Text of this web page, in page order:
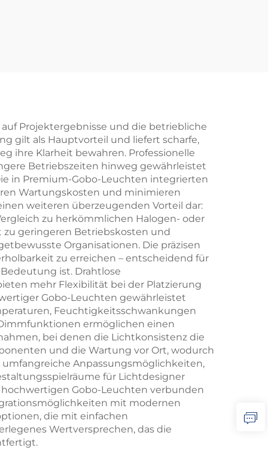
Projektergebnisse und die betriebliche
gilt als Hauptvorteil und liefert scharfe,
ihre Klarheit bewahren. Professionelle
Betriebszeiten hinweg gewährleistet
in Premium-Gobo-Leuchten integrierten
Wartungskosten und minimieren
weiteren überzeugenden Vorteil dar:
zu herkömmlichen Halogen- oder
zu geringeren Betriebskosten und
Organisationen. Die präzisen
zu erreichen – entscheidend für
ist. Drahtlose
mehr Flexibilität bei der Platzierung
Gobo-Leuchten gewährleistet
Feuchtigkeitsschwankungen
ermöglichen einen
bei denen die Lichtkonsistenz die
und die Wartung vor Ort, wodurch
Anpassungsmöglichkeiten,
für Lichtdesigner
Gobo-Leuchten verbunden
mit modernen
die mit einfachen
Wertversprechen, das die